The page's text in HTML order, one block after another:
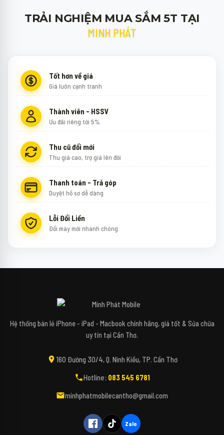
✕
Xin chào bạn! Mình là Mipi - Trợ lý công nghệ
AI của Minh Phát Mobile đây. 📱✨
Bạn đang tìm kiếm các dòng điện thoại,
máy tính, iPad hay các phụ kiện bao da, kính
(Bấm biểu tượng Micro để nói trực tiếp với
TRẢI NGHIỆM MUA SẮM 5T TẠI
MINH PHÁT
Tốt hơn về giá
Giá luôn cạnh tranh
Thành viên - HSSV
Ưu đãi riêng tới 5%
Thu cũ đổi mới
Thu giá cao, trợ giá lên đời
Thanh toán - Trả góp
Duyệt hồ sơ dễ dàng
Lỗi Đổi Liền
Đổi máy mới nhanh chóng
Hệ thống bán lẻ iPhone - iPad - Macbook chính hãng, giá tốt & Sửa chữa
uy tín tại Cần Thơ.
160 Đường 30/4, Q. Ninh Kiều, TP. Cần Thơ
Hotline: 083 545 6781
minhphatmobilecantho@gmail.com
Zalo